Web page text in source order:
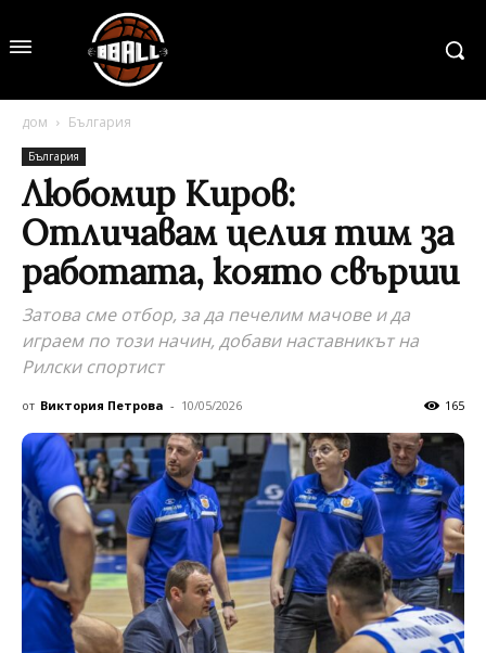
дом България
България
Любомир Киров:
Отличавам целия тим за
работата, която свърши
Затова сме отбор, за да печелим мачове и да
играем по този начин, добави наставникът на
Рилски спортист
от Виктория Петрова - 10/05/2026 165